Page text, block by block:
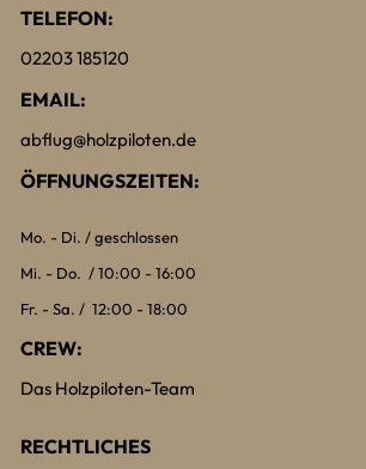
TELEFON:
02203 185120
EMAIL:
abflug@holzpiloten.de
ÖFFNUNGSZEITEN:
Mo. - Di. / geschlossen
Mi. - Do. / 10:00 - 16:00
Fr. - Sa. / 12:00 - 18:00
CREW:
Das Holzpiloten-Team
RECHTLICHES